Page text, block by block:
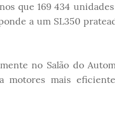
que 169 434
a um SL350
no Salão do
motores mais